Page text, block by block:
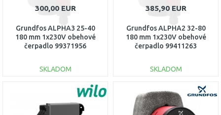
300,00 EUR
Grundfos ALPHA3 25-40
180 mm 1x230V obehové
čerpadlo 99371956
SKLADOM
DO KOŠÍKA
Porovnať
385,90 EUR
Grundfos ALPHA2 32-80
180 mm 1x230V obehové
čerpadlo 99411263
SKLADOM
DO KOŠÍKA
Porovnať